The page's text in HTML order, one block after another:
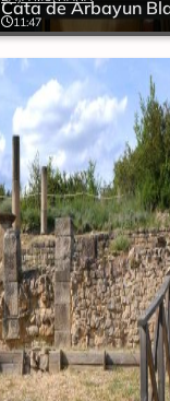
11:47